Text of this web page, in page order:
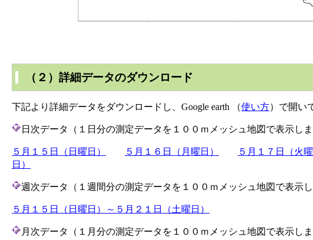
（２）詳細データのダウンロード
下記より詳細データをダウンロードし、Google earth （使い方）で開い
日次データ（１日分の測定データを１００ｍメッシュ地図で表示しま
５月１５日（日曜日） ５月１６日（月曜日） ５月１７日（火曜
日）
週次データ（１週間分の測定データを１００ｍメッシュ地図で表示し
５月１５日（日曜日）～５月２１日（土曜日）
月次データ（１月分の測定データを１００ｍメッシュ地図で表示しま